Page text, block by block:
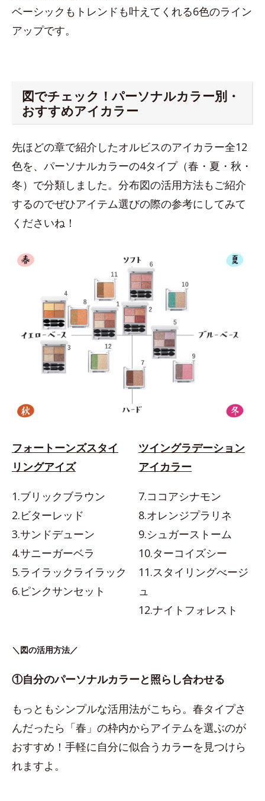
ベーシックもトレンドも叶えてくれる6色のライン
アップです。
図でチェック！パーソナルカラー別・
おすすめアイカラー
先ほどの章で紹介したオルビスのアイカラー全12
色を、パーソナルカラーの4タイプ（春・夏・秋・
冬）で分類しました。分布図の活用方法もご紹介
するのでぜひアイテム選びの際の参考にしてみて
くださいね！
フォートーンズスタイ
リングアイズ
1.ブリックブラウン
2.ビターレッド
3.サンドデューン
4.サニーガーベラ
5.ライラックライラック
6.ピンクサンセット
ツイングラデーション
アイカラー
7.ココアシナモン
8.オレンジプラリネ
9.シュガーストーム
10.ターコイズシー
11.スタイリングべージ
ュ
12.ナイトフォレスト
＼図の活用方法／
①自分のパーソナルカラーと照らし合わせる
もっともシンプルな活用法がこちら。春タイプさ
んだったら「春」の枠内からアイテムを選ぶのが
おすすめ！手軽に自分に似合うカラーを見つけら
れますよ。